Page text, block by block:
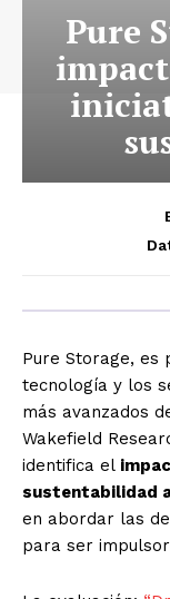
Pure
Pure Storage, es
tecnología y los
más avanzados
Wakefield
identifica el
sustentabilidad
en abordar las
para ser